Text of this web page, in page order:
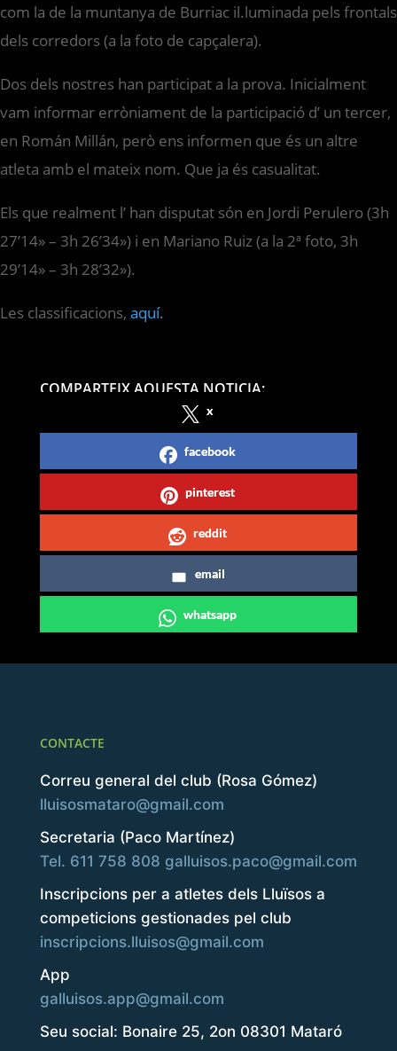
com la de la muntanya de Burriac il.luminada pels frontals
dels corredors (a la foto de capçalera).
Dos dels nostres han participat a la prova. Inicialment
vam informar erròniament de la participació d’ un tercer,
en Román Millán, però ens informen que és un altre
atleta amb el mateix nom. Que ja és casualitat.
Els que realment l’ han disputat són en Jordi Perulero (3h
27’14» – 3h 26’34») i en Mariano Ruiz (a la 2ª foto, 3h
29’14» – 3h 28’32»).
Les classificacions, aquí.
COMPARTEIX AQUESTA NOTICIA:
x
facebook
pinterest
reddit
email
whatsapp
CONTACTE
Correu general del club (Rosa Gómez)
lluisosmataro@gmail.com
Secretaria (Paco Martínez)
Tel. 611 758 808 galluisos.paco@gmail.com
Inscripcions per a atletes dels Lluïsos a
competicions gestionades pel club
inscripcions.lluisos@gmail.com
App
galluisos.app@gmail.com
Seu social: Bonaire 25, 2on 08301 Mataró